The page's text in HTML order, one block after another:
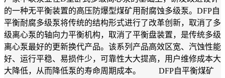
的一种无平衡装置的高压防爆型煤矿用耐腐蚀多级泵。DFP自
平衡耐腐多级泵将传统的结构形式进行了改革创新，取消了多
级离心泵的轴向力平衡机构，取消了平衡盘装置，是传统多级
离心泵最好的更新换代产品。该系列产品高效区宽、汽蚀性能
好、运行平稳、易损件少，可靠性大大提高，用户维修成本大
大降低，从而降低泵的寿命周期成本。 DFP自平衡煤矿